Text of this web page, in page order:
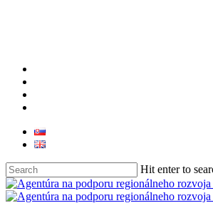
Hit enter to
Close
Search